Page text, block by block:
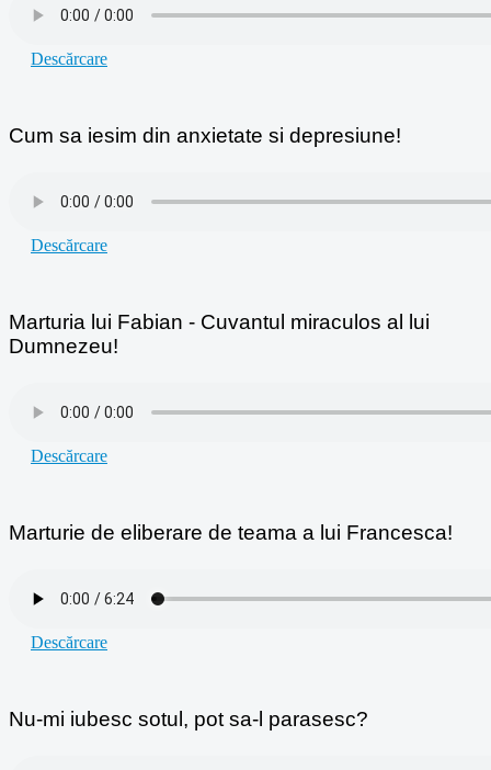
Descărcare
Cum sa iesim din anxietate si depresiune!
Descărcare
Marturia lui Fabian - Cuvantul miraculos al lui
Dumnezeu!
Descărcare
Marturie de eliberare de teama a lui Francesca!
Descărcare
Nu-mi iubesc sotul, pot sa-l parasesc?